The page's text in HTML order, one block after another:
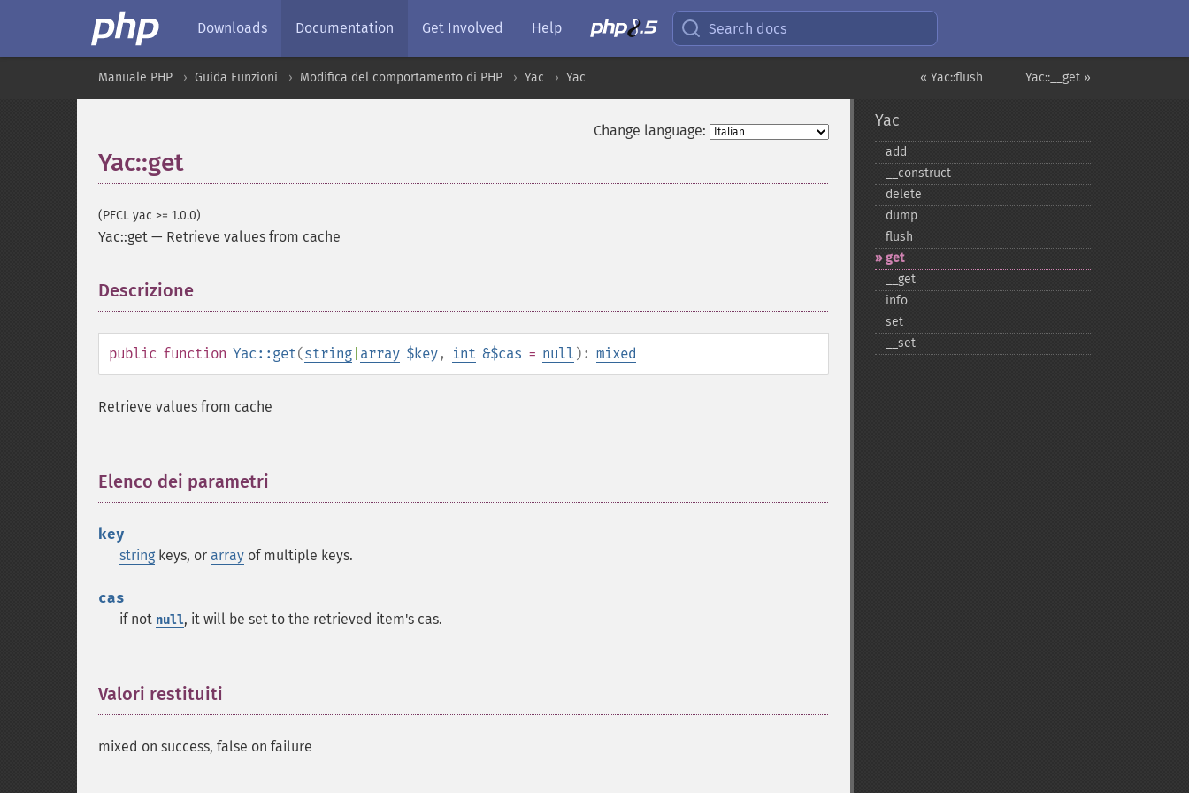
Downloads Documentation Get Involved Help Search docs
Yac::__get »
« Yac::flush
Manuale PHP Guida Funzioni Modifica del comportamento di PHP Yac Yac
Change language:
Yac::get
(PECL yac >= 1.0.0)
Yac::get — Retrieve values from cache
Descrizione
public function Yac::get(string array $key, int &$cas = null ): mixed
Retrieve values from cache
Elenco dei parametri
key
string keys, or array of multiple keys.
cas
if not null, it will be set to the retrieved item's cas.
Valori restituiti
mixed on success, false on failure
Yac
add
_​_​construct
delete
dump
flush
get
_​_​get
info
set
_​_​set